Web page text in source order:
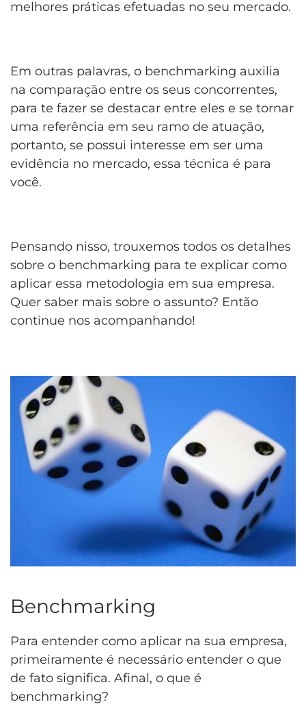
melhores práticas efetuadas no seu mercado.
Em outras palavras, o benchmarking auxilia
na comparação entre os seus concorrentes,
para te fazer se destacar entre eles e se tornar
uma referência em seu ramo de atuação,
portanto, se possui interesse em ser uma
evidência no mercado, essa técnica é para
você.
Pensando nisso, trouxemos todos os detalhes
sobre o benchmarking para te explicar como
aplicar essa metodologia em sua empresa.
Quer saber mais sobre o assunto? Então
continue nos acompanhando!
Benchmarking
Para entender como aplicar na sua empresa,
primeiramente é necessário entender o que
de fato significa. Afinal, o que é
benchmarking?